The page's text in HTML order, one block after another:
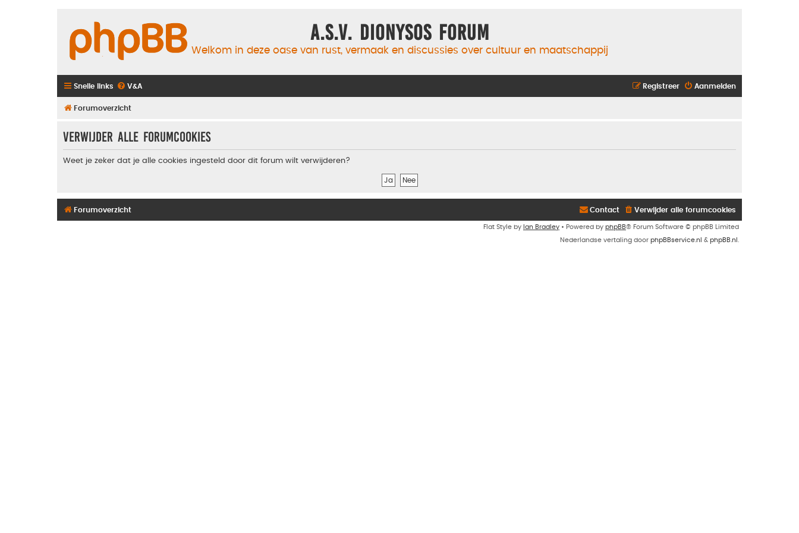
A.S.V. Dionysos Forum
Welkom in deze oase van rust, vermaak en discussies over cultuur en maatschappij
Snelle links V&A Aanmelden
Registreer
Forumoverzicht
Verwijder alle forumcookies
Weet je zeker dat je alle cookies ingesteld door dit forum wilt verwijderen?
Forumoverzicht Verwijder alle forumcookies
Contact
Flat Style by Ian Bradley • Powered by phpBB® Forum Software © phpBB Limited
Nederlandse vertaling door phpBBservice.nl & phpBB.nl .